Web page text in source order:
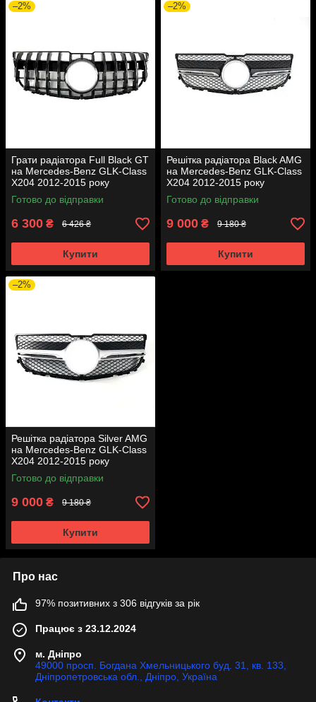
–2%
Грати радіатора Full Black GT
на Mercedes-Benz GLK-Class
X204 2012-2015 року
Готово до відправки
6 300 ₴ 6 426 ₴
Купити
–2%
Решітка радіатора Black AMG
на Mercedes-Benz GLK-Class
X204 2012-2015 року
Готово до відправки
9 000 ₴ 9 180 ₴
Купити
–2%
Решітка радіатора Silver AMG
на Mercedes-Benz GLK-Class
X204 2012-2015 року
Готово до відправки
9 000 ₴ 9 180 ₴
Купити
Про нас
97% позитивних з 306 відгуків за рік
Працює з 23.12.2024
м. Дніпро
49000 просп. Богдана Хмельницького буд. 31, кв. 133,
Дніпропетровська обл., Дніпро, Україна